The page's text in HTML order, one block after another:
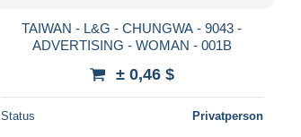
TAIWAN - L&G - CHUNGWA - 9043 -
ADVERTISING - WOMAN - 001B
± 0,46 $
Status Privatperson